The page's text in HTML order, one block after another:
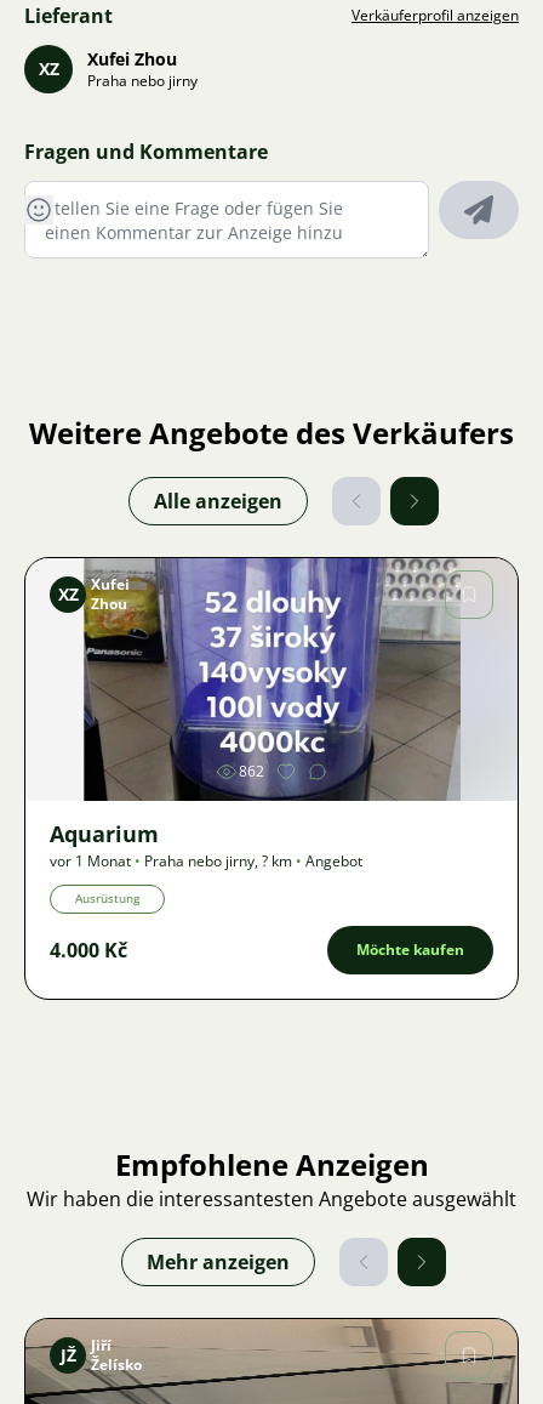
Lieferant Verkäuferprofil anzeigen
XZ Xufei Zhou
Praha nebo jirny
Fragen und Kommentare
Weitere Angebote des Verkäufers
Alle anzeigen
Bild
XZ
Xufei
Zhou
862
Aquarium
vor 1 Monat • Praha nebo jirny,? km • Angebot
Ausrüstung
4.000 Kč Möchte kaufen
Empfohlene Anzeigen
Wir haben die interessantesten Angebote ausgewählt
Mehr anzeigen
JŽ
Jiří
Želísko